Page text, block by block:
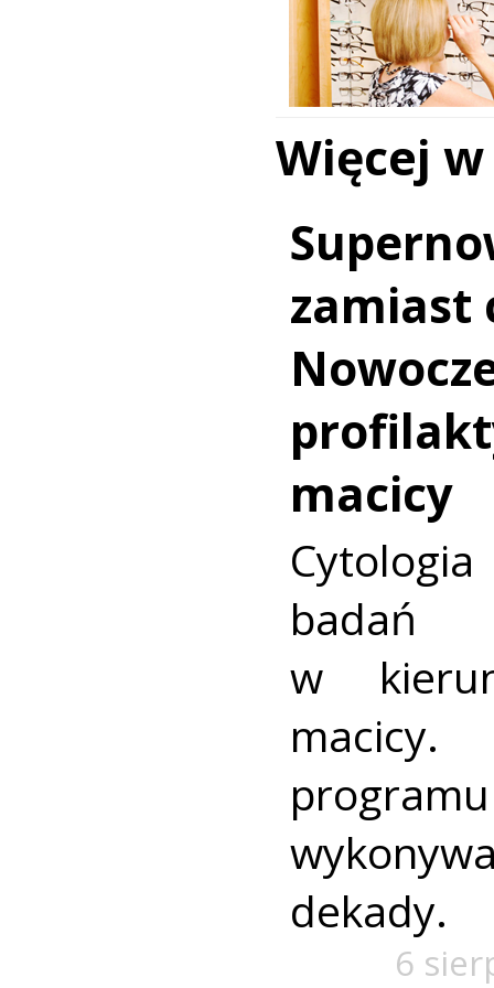
Więcej
zamiast
macicy
badań
w
dekady.
6